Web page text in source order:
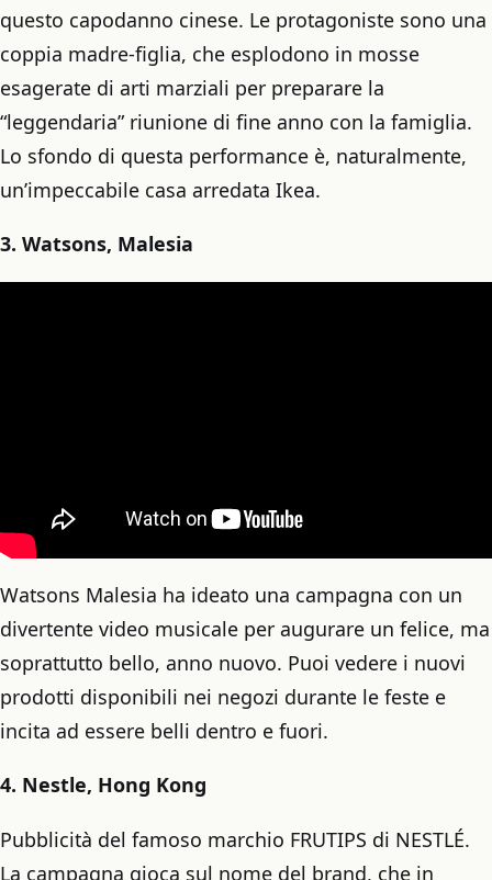
questo capodanno cinese. Le protagoniste sono una
coppia madre-figlia, che esplodono in mosse
esagerate di arti marziali per preparare la
“leggendaria” riunione di fine anno con la famiglia.
Lo sfondo di questa performance è, naturalmente,
un’impeccabile casa arredata Ikea.
3. Watsons, Malesia
Watsons Malesia ha ideato una campagna con un
divertente video musicale per augurare un felice, ma
soprattutto bello, anno nuovo. Puoi vedere i nuovi
prodotti disponibili nei negozi durante le feste e
incita ad essere belli dentro e fuori.
4. Nestle, Hong Kong
Pubblicità del famoso marchio FRUTIPS di NESTLÉ.
La campagna gioca sul nome del brand, che in